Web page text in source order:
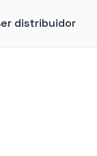
distribuidor